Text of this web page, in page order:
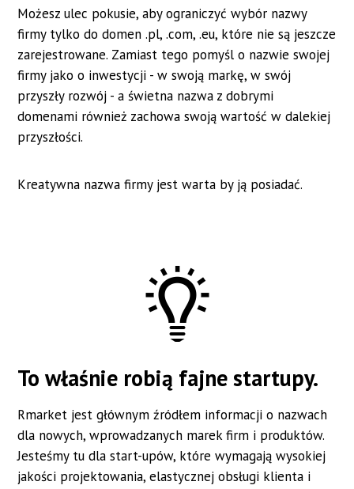
Możesz ulec pokusie, aby ograniczyć wybór nazwy
firmy tylko do domen .pl, .com, .eu, które nie są jeszcze
zarejestrowane. Zamiast tego pomyśl o nazwie swojej
firmy jako o inwestycji - w swoją markę, w swój
przyszły rozwój - a świetna nazwa z dobrymi
domenami również zachowa swoją wartość w dalekiej
przyszłości.
Kreatywna nazwa firmy jest warta by ją posiadać.
To właśnie robią fajne startupy.
Rmarket jest głównym źródłem informacji o nazwach
dla nowych, wprowadzanych marek firm i produktów.
Jesteśmy tu dla start-upów, które wymagają wysokiej
jakości projektowania, elastycznej obsługi klienta i